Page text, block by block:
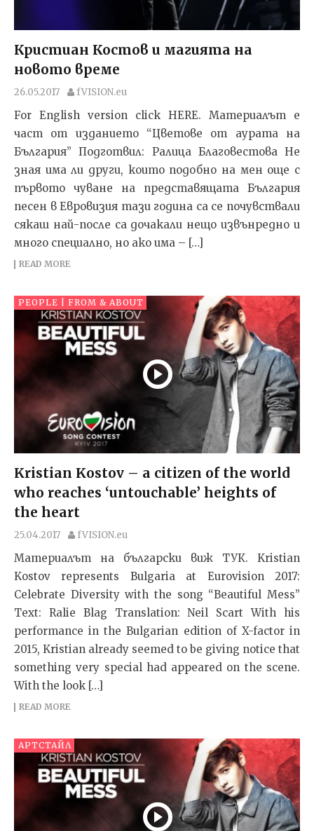
Кристиан Костов и магията на
новото време
26.05.2017 fVISION.eu
For English version click HERE. Материалът е
част от изданието “Цветове от аурата на
България” Подготвил: Ралица Благовестова Не
зная има ли други, които подобно на мен още с
първото чуване на представящата България
песен в Евровизия тази година са се почувствали
сякаш най-после са дочакали нещо извънредно и
много специално, но ако има – […]
READ MORE
PEOPLE | FROM & ABOUT
Kristian Kostov – a citizen of the world
who reaches ‘untouchable’ heights of
the heart
25.04.2017 fVISION.eu
Материалът на български виж ТУК. Kristian
Kostov represents Bulgaria at Eurovision 2017:
Celebrate Diversity with the song “Beautiful Mess”
Text: Ralie Blag Translation: Neil Scart With his
performance in the Bulgarian edition of X-factor in
2015, Kristian already seemed to be giving notice that
something very special had appeared on the scene.
With the look […]
READ MORE
АРТСТАЙЛ